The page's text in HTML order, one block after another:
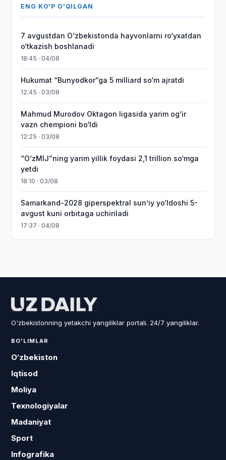
ENG KO'P O'QILGAN
7 avgustdan O‘zbekistonda hayvonlarni ro‘yxatdan
o‘tkazish boshlanadi
18:45 · 04/08
Hukumat “Bunyodkor”ga 5 milliard so‘m ajratdi
12:45 · 03/08
Mahmud Murodov Oktagon ligasida yarim og‘ir
vazn chempioni bo‘ldi
12:25 · 03/08
“O‘zMIJ”ning yarim yillik foydasi 2,1 trillion so‘mga
yetdi
18:10 · 03/08
Samarkand-2028 giperspektral sun’iy yo‘ldoshi 5-
avgust kuni orbitaga uchiriladi
17:37 · 04/08
O'zbekistonning yetakchi yangiliklar portali. 24/7 yangiliklar.
BO'LIMLAR
O‘zbekiston
Iqtisod
Moliya
Texnologiyalar
Madaniyat
Sport
Infografika